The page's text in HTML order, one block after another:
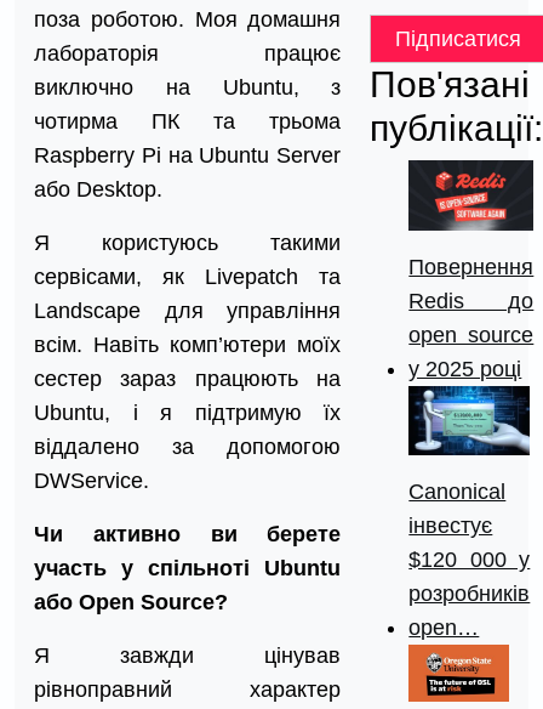
поза роботою. Моя домашня
лабораторія працює
виключно на Ubuntu, з
чотирма ПК та трьома
Raspberry Pi на Ubuntu Server
або Desktop.
Я користуюсь такими
сервісами, як Livepatch та
Landscape для управління
всім. Навіть комп’ютери моїх
сестер зараз працюють на
Ubuntu, і я підтримую їх
віддалено за допомогою
DWService.
Чи активно ви берете
участь у спільноті Ubuntu
або Open Source?
Я завжди цінував
рівноправний характер
Підписатися
Пов'язані
публікації:
Повернення
Redis до
open source
у 2025 році
Canonical
інвестує
$120 000 у
розробників
open…